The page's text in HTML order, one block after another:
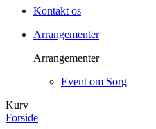
Kontakt os
Arrangementer
Arrangementer
Event om Sorg
Kurv
Forside